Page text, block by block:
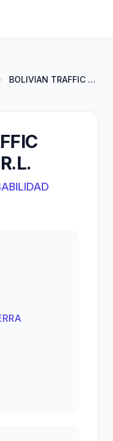
BOLIVIAN TRAFFIC SOLUTIONS S.R...